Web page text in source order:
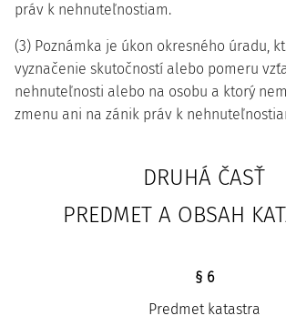
práv k nehnuteľnostiam.
(3) Poznámka je úkon okresného úradu,
vyznačenie skutočností alebo pomeru
nehnuteľnosti alebo na osobu a ktorý
zmenu ani na zánik práv k
DRUHÁ ČASŤ
PREDMET A OBSAH
§ 6
Predmet katastra